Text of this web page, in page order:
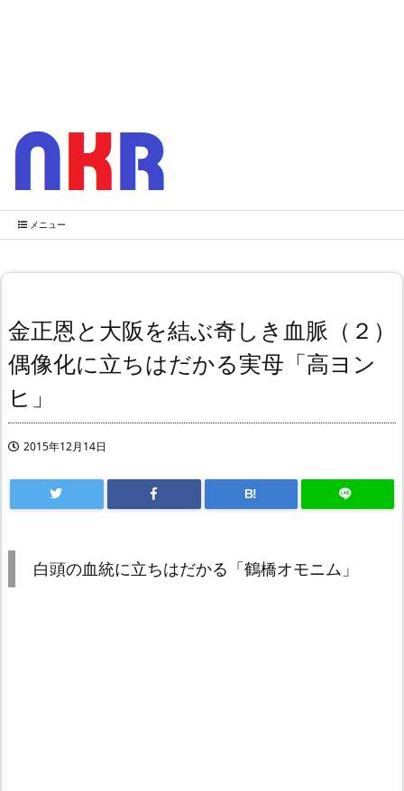
メニュー
金正恩と大阪を結ぶ奇しき血脈（２）
偶像化に立ちはだかる実母「高ヨン
ヒ」
2015年12月14日
B!
白頭の血統に立ちはだかる「鶴橋オモニム」